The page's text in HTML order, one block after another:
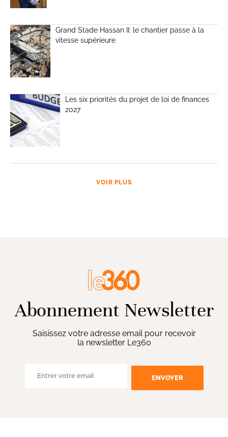
Grand Stade Hassan II: le chantier passe à la
vitesse supérieure
Les six priorités du projet de loi de finances
2027
VOIR PLUS
Abonnement Newsletter
Saisissez votre adresse email pour recevoir
la newsletter Le360
ENVOYER